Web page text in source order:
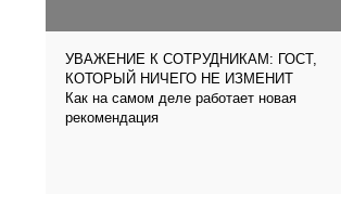
УВАЖЕНИЕ К СОТРУДНИКАМ: ГОСТ,
КОТОРЫЙ НИЧЕГО НЕ ИЗМЕНИТ
Как на самом деле работает новая
рекомендация